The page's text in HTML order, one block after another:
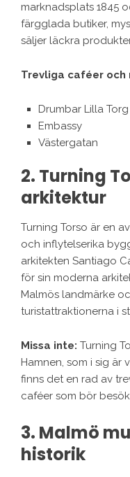
marknadsplats 1845
färgglada butiker,
säljer läckra
Trevliga caféer
Drumbar Lilla Torg
Embassy
Västergatan
2. Turning
arkitektur
Turning Torso är en
och inflytelserika
arkitekten Santiago
för sin moderna
Malmös landmärke
turistattraktionerna i
Missa inte: Turning
Hamnen, som i sig är
finns det en rad av
caféer som bör
3. Malmö
historik